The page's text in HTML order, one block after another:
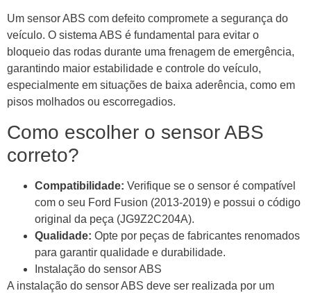
Um sensor ABS com defeito compromete a segurança do
veículo. O sistema ABS é fundamental para evitar o
bloqueio das rodas durante uma frenagem de emergência,
garantindo maior estabilidade e controle do veículo,
especialmente em situações de baixa aderência, como em
pisos molhados ou escorregadios.
Como escolher o sensor ABS
correto?
Compatibilidade: Verifique se o sensor é compatível
com o seu Ford Fusion (2013-2019) e possui o código
original da peça (JG9Z2C204A).
Qualidade: Opte por peças de fabricantes renomados
para garantir qualidade e durabilidade.
Instalação do sensor ABS
A instalação do sensor ABS deve ser realizada por um